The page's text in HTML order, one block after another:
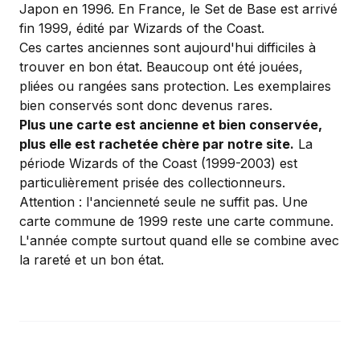
Japon en 1996. En France, le Set de Base est arrivé
fin 1999, édité par Wizards of the Coast.
Ces cartes anciennes sont aujourd'hui difficiles à
trouver en bon état. Beaucoup ont été jouées,
pliées ou rangées sans protection. Les exemplaires
bien conservés sont donc devenus rares.
Plus une carte est ancienne et bien conservée,
plus elle est rachetée chère par notre site. La
période Wizards of the Coast (1999-2003) est
particulièrement prisée des collectionneurs.
Attention : l'ancienneté seule ne suffit pas. Une
carte commune de 1999 reste une carte commune.
L'année compte surtout quand elle se combine avec
la rareté et un bon état.